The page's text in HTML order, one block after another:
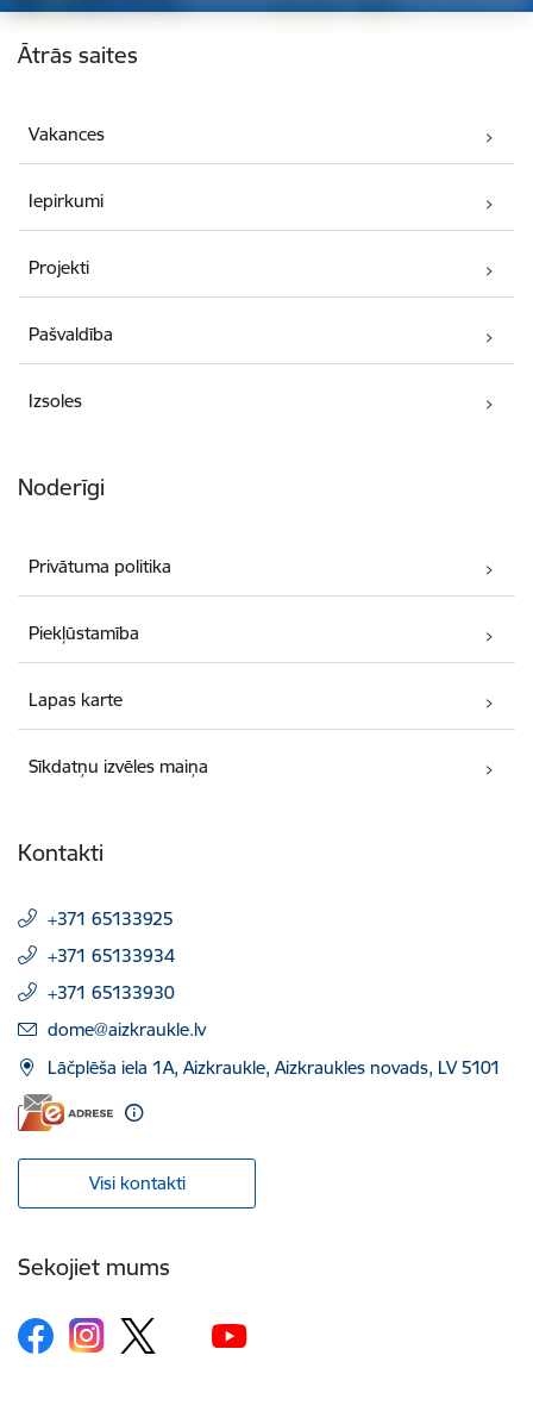
Kājene
Ātrās saites
Vakances
Iepirkumi
Projekti
Pašvaldība
Izsoles
Noderīgi
Privātuma politika
Piekļūstamība
Lapas karte
Sīkdatņu izvēles maiņa
Kontakti
+371 65133925
+371 65133934
+371 65133930
E-pasts:
dome@aizkraukle.lv
Lāčplēša iela 1A, Aizkraukle, Aizkraukles novads, LV 5101
Visi kontakti
Sekojiet mums